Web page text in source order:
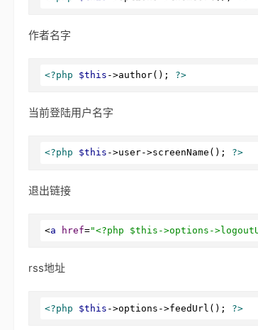
作者名字
<?php $this ->author(); ?>
当前登陆用户名字
<?php $this ->user->screenName(); ?>
退出链接
<a href="<?php $this->options-
rss地址
<?php $this ->options->feedUrl(); ?>